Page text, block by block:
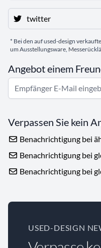
twitter
* Bei den auf used-design
um Ausstellungsware,
Angebot einem
Verpassen Sie kein
Benachrichtigung bei
Benachrichtigung bei
Benachrichtigung bei
USED-DESIGN